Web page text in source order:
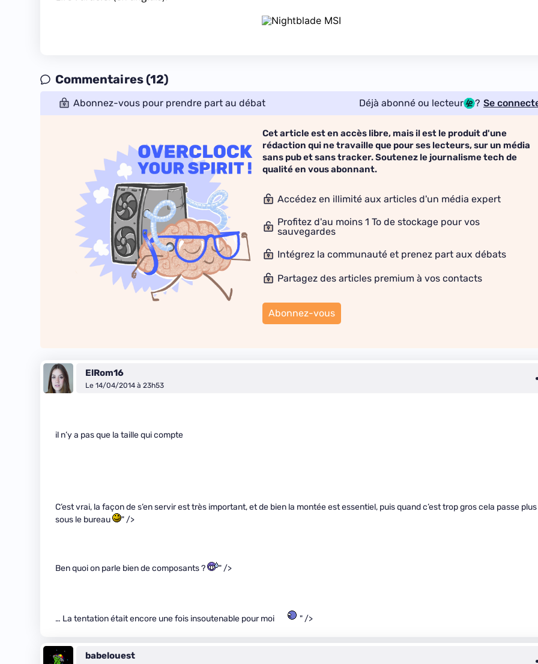
Commentaires (12)
Abonnez-vous pour prendre part au débat Déjà abonné ou lecteur ? Se
Cet article est en accès libre, mais il est le produit d'une
rédaction qui ne travaille que pour ses lecteurs, sur un média
sans pub et sans tracker. Soutenez le journalisme tech de
qualité en vous abonnant.
Accédez en illimité aux articles d'un média expert
Profitez d'au moins 1 To de stockage pour vos
sauvegardes
Intégrez la communauté et prenez part aux débats
Partagez des articles premium à vos contacts
Abonnez-vous
ElRom16
Le 14/04/2014 à 23h53
il n’y a pas que la taille qui compte
C’est vrai, la façon de s’en servir est très important, et de bien la montée est essentiel, puis quand c’est trop gros cela passe
sous le bureau
" />
Ben quoi on parle bien de composants ? " />
… La tentation était encore une fois insoutenable pour moi " />
babelouest